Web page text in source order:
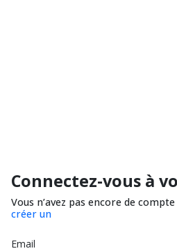
Connectez-vous à
Vous n’avez pas encore de compte
créer un
Email